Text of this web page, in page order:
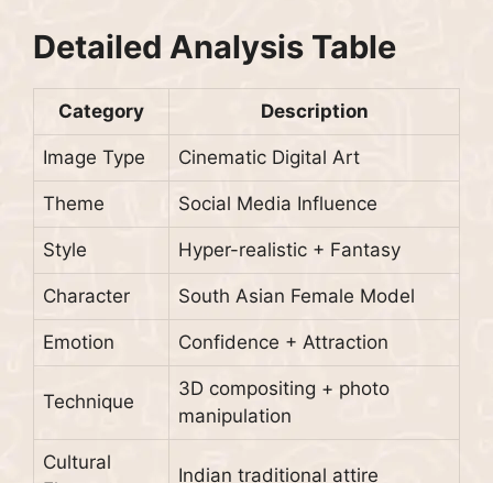
Detailed Analysis Table
Category Description
Image Type Cinematic Digital Art
Theme Social Media Influence
Style Hyper-realistic + Fantasy
Character South Asian Female Model
Emotion Confidence + Attraction
Technique
3D compositing + photo
manipulation
Cultural
Indian traditional attire